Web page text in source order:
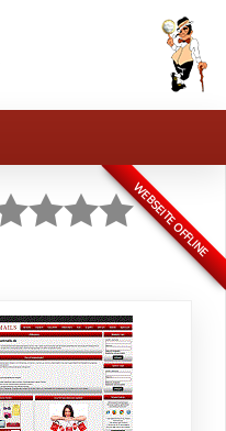
WEBSEITE OFFLINE